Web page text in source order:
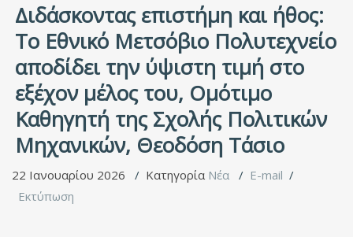
Διδάσκοντας επιστήμη και ήθος:
Το Εθνικό Μετσόβιο Πολυτεχνείο
αποδίδει την ύψιστη τιμή στο
εξέχον μέλος του, Ομότιμο
Καθηγητή της Σχολής Πολιτικών
Μηχανικών, Θεοδόση Τάσιο
22 Ιανουαρίου 2026 Κατηγορία Νέα
E-mail
Εκτύπωση